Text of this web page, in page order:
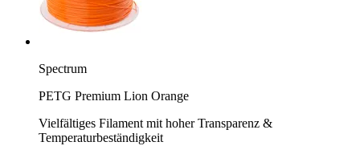
Spectrum
PETG Premium Lion Orange
Vielfältiges Filament mit hoher Transparenz &
Temperaturbeständigkeit